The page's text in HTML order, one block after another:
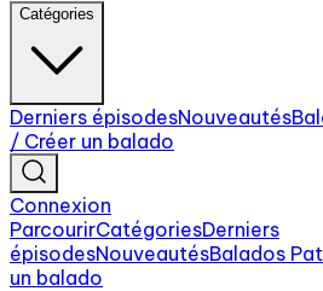
Catégories
Derniers épisodesNouveautés
/ Créer un balado
Connexion
ParcourirCatégoriesDerniers
épisodesNouveautésBalados
un balado